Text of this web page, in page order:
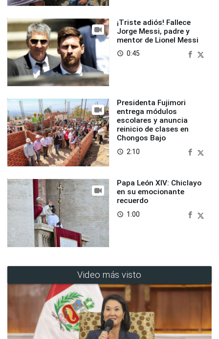
¡Triste adiós! Fallece
Jorge Messi, padre y
mentor de Lionel Messi
access_time 0:45
Presidenta Fujimori
entrega módulos
escolares y anuncia
reinicio de clases en
Chongos Bajo
access_time 2:10
Papa León XIV: Chiclayo
en su emocionante
recuerdo
access_time 1:00
Video más visto